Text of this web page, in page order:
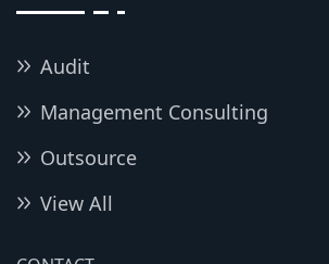
Audit
Management Consulting
Outsource
View All